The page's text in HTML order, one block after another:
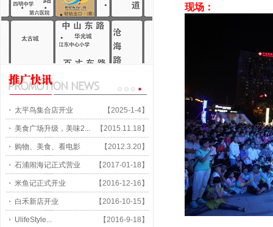
太平鸟集合店开业 【2025-1-4】
美食广场升级，美味2... 【2015.11.18】
购物、美食、看电影 【2012.3.20】
石浦闹海记正式营业 【2017-01-18】
米鱼记正式开业 【2016-12-16】
白禾新店开业 【2016-10-15】
UlifeStyle... 【2016-9-18】
现场：